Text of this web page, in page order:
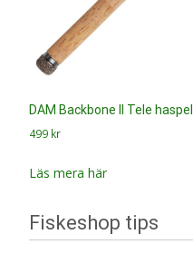
DAM Backbone II Tele
499 kr
Läs mera här
Fiskeshop tips